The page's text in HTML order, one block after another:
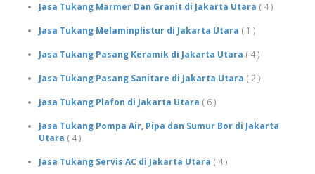
Jasa Tukang Marmer Dan Granit di Jakarta Utara ( 4 )
Jasa Tukang Melaminplistur di Jakarta Utara ( 1 )
Jasa Tukang Pasang Keramik di Jakarta Utara ( 4 )
Jasa Tukang Pasang Sanitare di Jakarta Utara ( 2 )
Jasa Tukang Plafon di Jakarta Utara ( 6 )
Jasa Tukang Pompa Air, Pipa dan Sumur Bor di Jakarta
Utara ( 4 )
Jasa Tukang Servis AC di Jakarta Utara ( 4 )